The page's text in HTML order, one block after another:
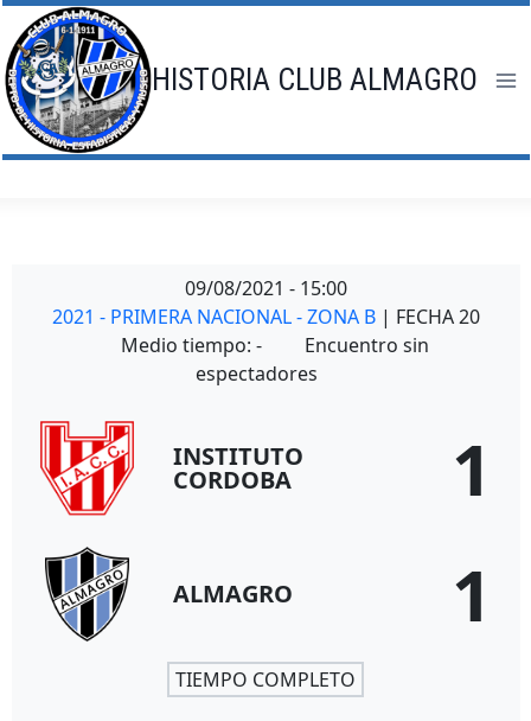
Saltar
al
contenido
HISTORIA CLUB ALMAGRO
09/08/2021 - 15:00
2021 - PRIMERA NACIONAL - ZONA B | FECHA 20
Medio tiempo: -
Encuentro sin
espectadores
INSTITUTO
CORDOBA 1
ALMAGRO 1
TIEMPO COMPLETO